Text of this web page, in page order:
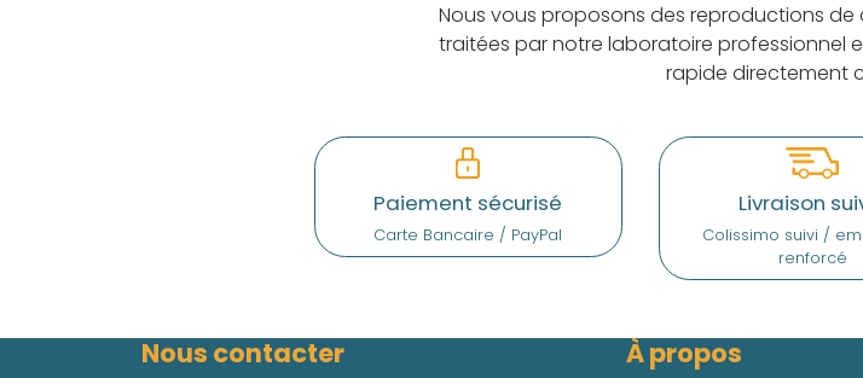
Nous vous proposons des reproductions
traitées par notre laboratoire professionnel
rapide directement
Paiement sécurisé
Carte Bancaire / PayPal
Livraison
Colissimo suivi /
renforcé
Nous contacter À propos